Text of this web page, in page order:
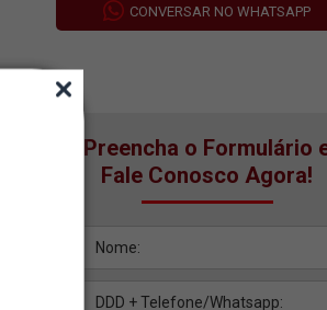
CONVERSAR NO WHATSAPP
Preencha o Formulário
Fale Conosco Agora!